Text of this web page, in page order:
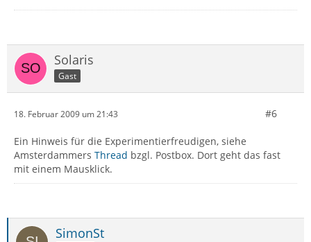
Solaris
Gast
18. Februar 2009 um 21:43 #6
Ein Hinweis für die Experimentierfreudigen, siehe
Amsterdammers Thread bzgl. Postbox. Dort geht das fast
mit einem Mausklick.
SimonSt